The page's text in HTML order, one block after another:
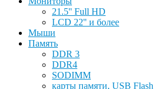
21.5'' Full HD
LCD 22'' и более
Мыши
Память
DDR 3
DDR4
SODIMM
карты памяти, USB Flash